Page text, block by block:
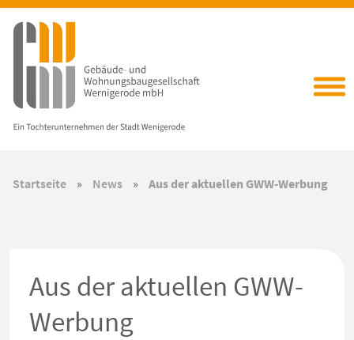
Startseite » News » Aus der aktuellen GWW-Werbung
Aus der aktuellen GWW-
Werbung